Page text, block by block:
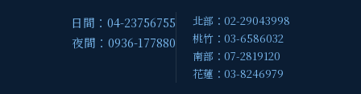
日間：04-23756755
夜間：0936-177880
北部：02-29043998
桃竹：03-6586032
南部：07-2819120
花蓮：03-8246979